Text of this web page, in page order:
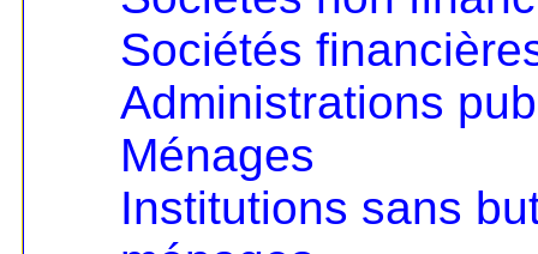
Sociétés
Administrations
Ménages
Institutions sans